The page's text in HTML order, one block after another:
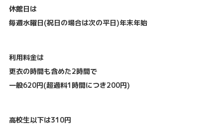
休館日は
毎週水曜日(祝日の場合は次の平日)年末年始
利用料金は
更衣の時間も含めた2時間で
一般620円(超過料1時間につき200円)
高校生以下は310円